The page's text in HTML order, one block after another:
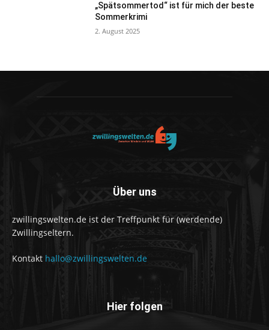
„Spätsommertod“ ist für mich der beste
Sommerkrimi
2. August 2025
Über uns
zwillingswelten.de ist der Treffpunkt für (werdende)
Zwillingseltern.
Kontakt hallo@zwillingswelten.de
Hier folgen